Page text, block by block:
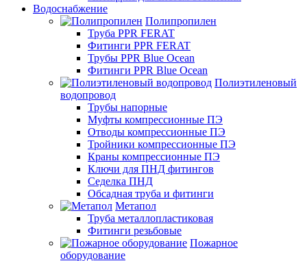
Водоснабжение
Полипропилен
Труба PPR FERAT
Фитинги PPR FERAT
Трубы PPR Blue Ocean
Фитинги PPR Blue Ocean
Полиэтиленовый
водопровод
Трубы напорные
Муфты компрессионные ПЭ
Отводы компрессионные ПЭ
Тройники компрессионные ПЭ
Краны компрессионные ПЭ
Ключи для ПНД фитингов
Седелка ПНД
Обсадная труба и фитинги
Метапол
Труба металлопластиковая
Фитинги резьбовые
Пожарное
оборудование